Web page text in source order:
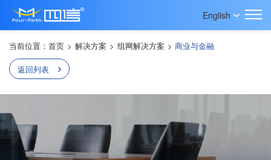
English
当前位置： 首页 > 解决方案 > 组网解决方案 > 商业与金融
返回列表